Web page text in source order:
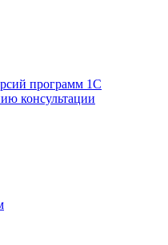
программ 1С
консультации